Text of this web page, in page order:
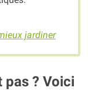
jardiner
pas ? Voici